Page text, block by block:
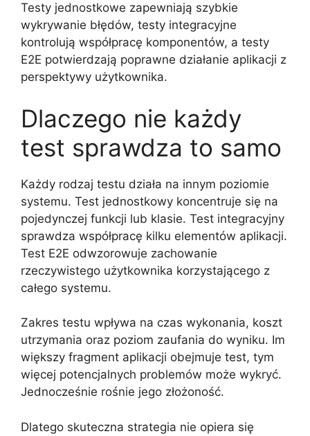
Testy jednostkowe zapewniają szybkie
wykrywanie błędów, testy integracyjne
kontrolują współpracę komponentów, a testy
E2E potwierdzają poprawne działanie aplikacji z
perspektywy użytkownika.
Dlaczego nie każdy
test sprawdza to samo
Każdy rodzaj testu działa na innym poziomie
systemu. Test jednostkowy koncentruje się na
pojedynczej funkcji lub klasie. Test integracyjny
sprawdza współpracę kilku elementów aplikacji.
Test E2E odwzorowuje zachowanie
rzeczywistego użytkownika korzystającego z
całego systemu.
Zakres testu wpływa na czas wykonania, koszt
utrzymania oraz poziom zaufania do wyniku. Im
większy fragment aplikacji obejmuje test, tym
więcej potencjalnych problemów może wykryć.
Jednocześnie rośnie jego złożoność.
Dlatego skuteczna strategia nie opiera się